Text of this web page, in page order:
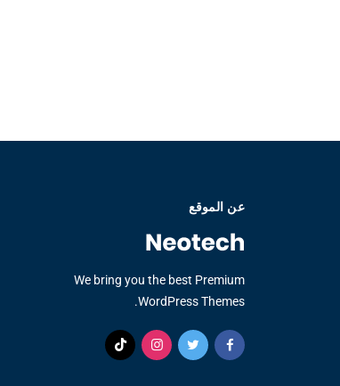
عن الموقع
We bring you the best Premium
WordPress Themes.